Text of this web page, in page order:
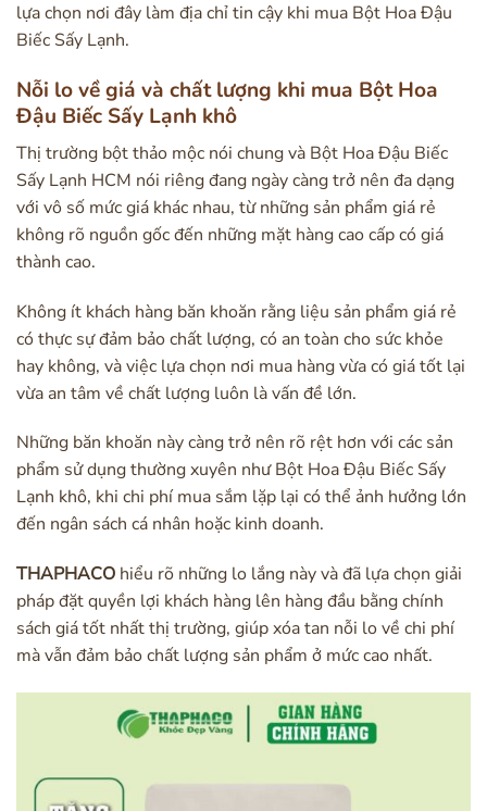
lựa chọn nơi đây làm địa chỉ tin cậy khi mua Bột Hoa Đậu
Biếc Sấy Lạnh.
Nỗi lo về giá và chất lượng khi mua Bột Hoa
Đậu Biếc Sấy Lạnh khô
Thị trường bột thảo mộc nói chung và Bột Hoa Đậu Biếc
Sấy Lạnh HCM nói riêng đang ngày càng trở nên đa dạng
với vô số mức giá khác nhau, từ những sản phẩm giá rẻ
không rõ nguồn gốc đến những mặt hàng cao cấp có giá
thành cao.
Không ít khách hàng băn khoăn rằng liệu sản phẩm giá rẻ
có thực sự đảm bảo chất lượng, có an toàn cho sức khỏe
hay không, và việc lựa chọn nơi mua hàng vừa có giá tốt lại
vừa an tâm về chất lượng luôn là vấn đề lớn.
Những băn khoăn này càng trở nên rõ rệt hơn với các sản
phẩm sử dụng thường xuyên như Bột Hoa Đậu Biếc Sấy
Lạnh khô, khi chi phí mua sắm lặp lại có thể ảnh hưởng lớn
đến ngân sách cá nhân hoặc kinh doanh.
THAPHACO hiểu rõ những lo lắng này và đã lựa chọn giải
pháp đặt quyền lợi khách hàng lên hàng đầu bằng chính
sách giá tốt nhất thị trường, giúp xóa tan nỗi lo về chi phí
mà vẫn đảm bảo chất lượng sản phẩm ở mức cao nhất.